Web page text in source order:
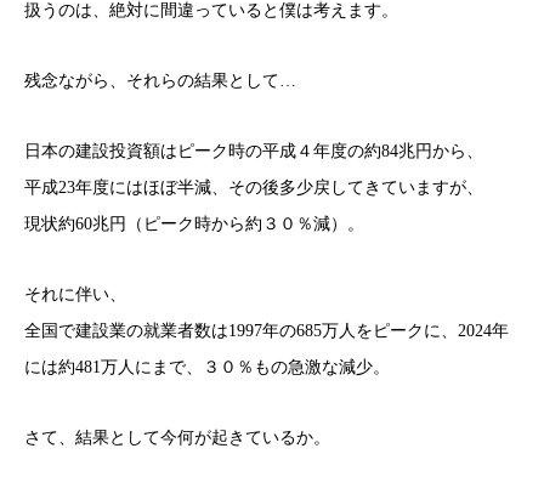
扱うのは、絶対に間違っていると僕は考えます。
残念ながら、それらの結果として…
日本の建設投資額はピーク時の平成４年度の約84兆円から、
平成23年度にはほぼ半減、その後多少戻してきていますが、
現状約60兆円（ピーク時から約３０％減）。
それに伴い、
全国で建設業の就業者数は1997年の685万人をピークに、2024年
には約481万人にまで、３０％もの急激な減少。
さて、結果として今何が起きているか。